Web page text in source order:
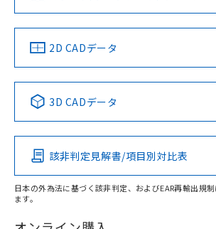
ソフトウェアの使用条件
中国 RoHS 注意事項・凡例
Pb Hg Cd
O
在庫等で未対応品が混在する可能性があ
2D CADデータ
3D CADデータ
該非判定見解書/項目別対比表
日本の外為法に基づく該非判定、およびEAR再輸出規
ます。